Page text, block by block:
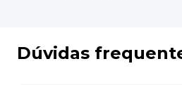
Dúvidas